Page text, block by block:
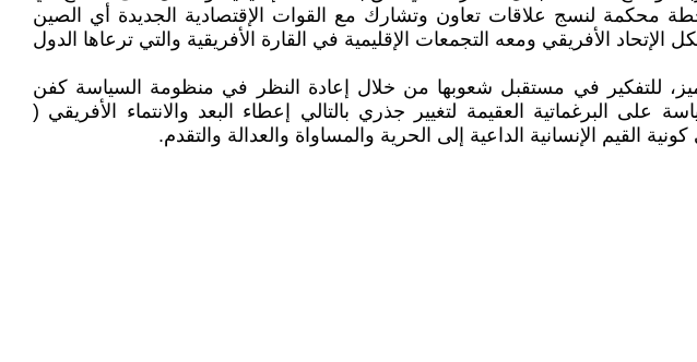
خطة محكمة لنسج علاقات تعاون وتشارك مع القوات الإقتصادية الجديدة أي الصين
الأفريقي ومعه التجمعات الإقليمية في القارة الأفريقية والتي ترعاها الدول
للتفكير في مستقبل شعوبها من خلال إعادة النظر في منظومة السياسة كفن
البرغماتية العقيمة لتغيير جذري بالتالي إعطاء البعد والانتماء الأفريقي (